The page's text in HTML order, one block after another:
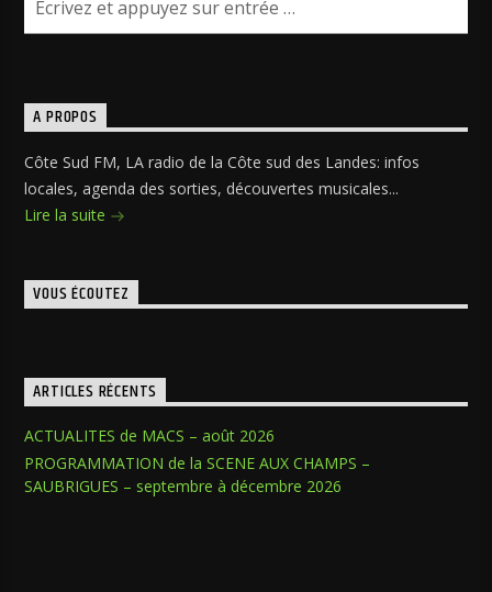
A PROPOS
Côte Sud FM, LA radio de la Côte sud des Landes: infos
locales, agenda des sorties, découvertes musicales...
Lire la suite
VOUS ÉCOUTEZ
ARTICLES RÉCENTS
ACTUALITES de MACS – août 2026
PROGRAMMATION de la SCENE AUX CHAMPS –
SAUBRIGUES – septembre à décembre 2026